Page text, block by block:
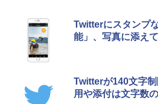
Twitterにスタンプ
能」、写真に添えて
Twitterが140文字制
用や添付は文字数